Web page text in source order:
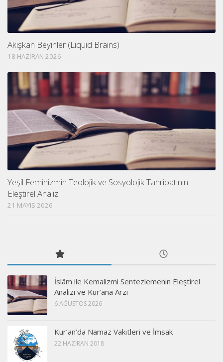
Akışkan Beyinler (Liquid Brains)
18 HAZIRAN 2026
Yeşil Feminizmin Teolojik ve Sosyolojik Tahribatının
Eleştirel Analizi
21 MAYIS 2026
İslâm ile Kemalizmi Sentezlemenin Eleştirel
Analizi ve Kur’ana Arzı
6 AĞUSTOS 2026
Kur’an’da Namaz Vakitleri ve İmsak
22 HAZIRAN 2018